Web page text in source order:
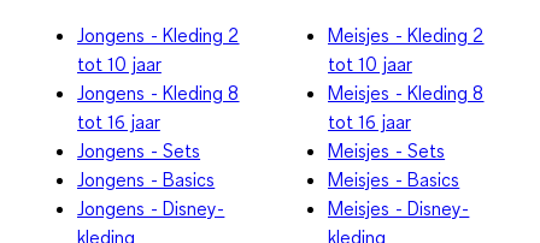
Jongens - Kleding 2
tot 10 jaar
Jongens - Kleding 8
tot 16 jaar
Jongens - Sets
Jongens - Basics
Jongens - Disney-
kleding
Meisjes - Kleding 2
tot 10 jaar
Meisjes - Kleding 8
tot 16 jaar
Meisjes - Sets
Meisjes - Basics
Meisjes - Disney-
kleding